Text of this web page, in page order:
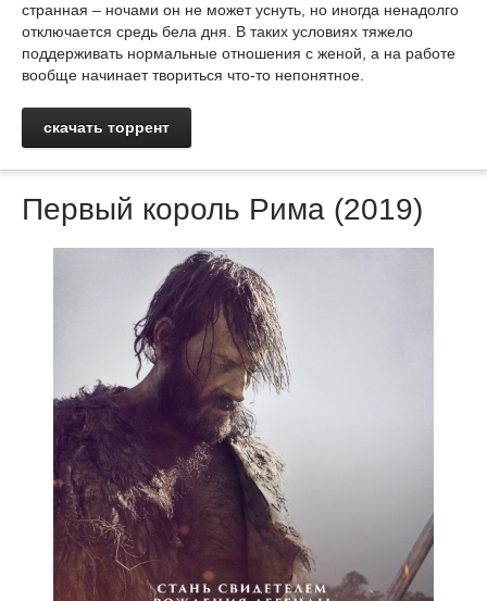
странная – ночами он не может уснуть, но иногда ненадолго
отключается средь бела дня. В таких условиях тяжело
поддерживать нормальные отношения с женой, а на работе
вообще начинает твориться что-то непонятное.
скачать торрент
Первый король Рима (2019)